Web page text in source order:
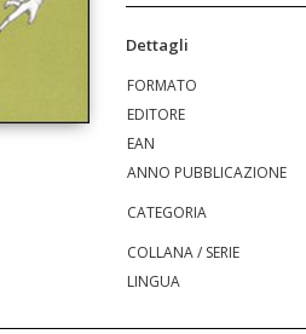
Dettagli
FORMATO
EDITORE
EAN
ANNO PUBBLICAZIONE
CATEGORIA
COLLANA / SERIE
LINGUA